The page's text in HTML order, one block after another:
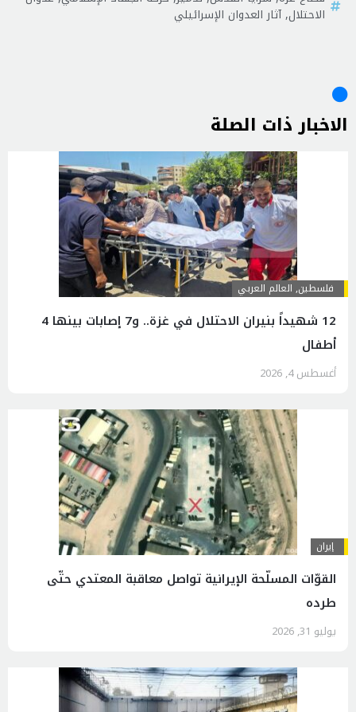
الاحتلال,آثار العدوان الإسرائيلي
الاخبار ذات الصلة
فلسطين, العالم العربي
12 شهيداً بنيران الاحتلال في غزة.. و7 إصابات بينها 4
أطفال
أغسطس 4, 2026
إيران
القوّات المسلّحة الإيرانية تواصل معاقبة المعتدي حتّى
طرده
يوليو 31, 2026